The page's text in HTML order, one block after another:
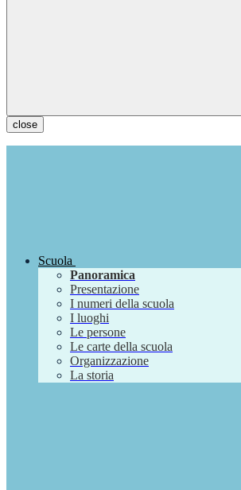
close
Scuola
Panoramica
Presentazione
I numeri della scuola
I luoghi
Le persone
Le carte della scuola
Organizzazione
La storia